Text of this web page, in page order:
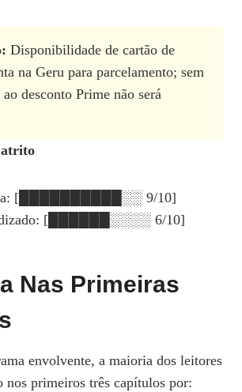
Disponibilidade de cartão de
na Geru para parcelamento; sem
ao desconto Prime não será
atrito
[██████████░░ 9/10]
[██████░░░░ 6/10]
Nas Primeiras
envolvente, a maioria dos leitores
nos primeiros três capítulos por: